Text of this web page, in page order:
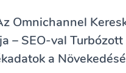
Omnichannel
– SEO-val Turbózott
a